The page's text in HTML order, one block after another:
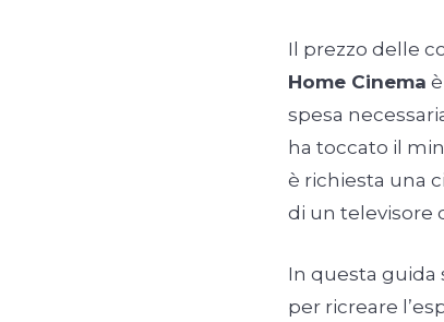
Il prezzo delle
Home Cinema
spesa
ha toccato il
è richiesta una
di un televisore
In questa guida
per ricreare